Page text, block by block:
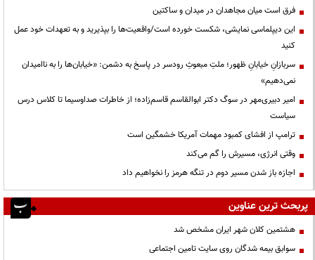
فرق است میان مجاهدان در میدان و ساکتین
این دیپلماسی نمایشی، شکست خورده است/واقعیت‌ها را بپذیرید و به تعهدات خود عمل
کنید
سربازانِ خیابانِ ظهور؛ ملتِ مبعوثِ رودسر در پاسخ به دشمن: «خیابان‌ها را به ناامیدان
نمی‌دهیم»
امیر دبیری‌مهر در سوگ دکتر ابوالقاسم قاسم‌زاده؛ از خاطرات صداوسیما تا کلاس درس
سیاست
ترامپ از افشای کمبود مهمات آمریکا خشمگین است
وقتی انرژی، مسیرش را گم می‌کند
اجازه باز شدن مسیر دوم در تنگه هرمز را نخواهیم داد
پربحث ترین عناوین
هشتمین کلان شهر ایران مشخص شد
سوابق بیمه شدگان روی سایت تامین اجتماعی